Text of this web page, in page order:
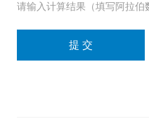
请输入计算结果（填写阿拉伯